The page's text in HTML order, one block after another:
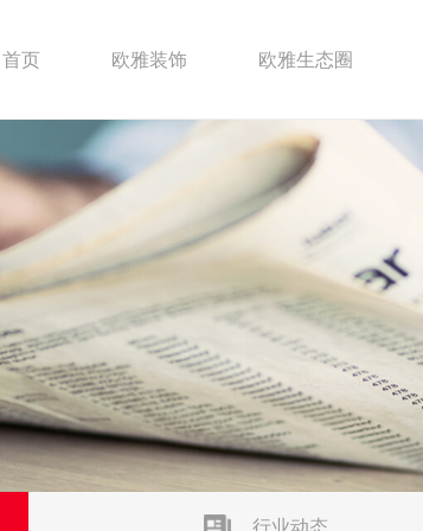
首页 欧雅装饰 欧雅生态圈
行业动态